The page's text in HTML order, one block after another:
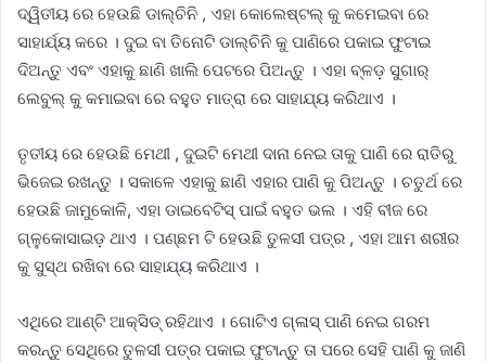
ଦ୍ୱିତୀୟ ରେ ହେଉଛି ଡାଲ୍ଚିନି , ଏହା କୋଲେଷ୍ଟଲ୍ କୁ କମେଇବା ରେ
ସାହାର୍ଯ୍ୟ କରେ । ଦୁଇ ବା ତିନୋଟି ଡାଲ୍ଚିନି କୁ ପାଣିରେ ପକାଇ ଫୁଟାଇ
ଦିଅନ୍ତୁ ଏବଂ ଏହାକୁ ଛାଣି ଖାଲି ପେଟରେ ପିଅନ୍ତୁ । ଏହା ବ୍ଳଡ଼ ସୁଗାର୍
ଲେବୁଲ୍ କୁ କମାଇବା ରେ ବହୁତ ମାତ୍ରା ରେ ସାହାଯ୍ୟ କରିଥାଏ ।
ତୃତୀୟ ରେ ହେଉଛି ମେଥୀ , ଦୁଇଟି ମେଥୀ ଦାନା ନେଇ ତାକୁ ପାଣି ରେ ରାତିରୁ
ଭିଜେଇ ରଖନ୍ତୁ । ସକାଳେ ଏହାକୁ ଛାଣି ଏହାର ପାଣି କୁ ପିଅନ୍ତୁ । ଚତୁର୍ଥ ରେ
ହେଉଛି ଜାମୁକୋଳି, ଏହା ଡାଇବେଟିସ୍ ପାଇଁ ବହୁତ ଭଲ । ଏହି ବୀଜ ରେ
ଗ୍ଳୁକୋସାଇଡ଼ ଥାଏ । ପଣ୍ଛମ ଟି ହେଉଛି ତୁଳସୀ ପତ୍ର , ଏହା ଆମ ଶରୀର
କୁ ସୁସ୍ଥ ରଖିବା ରେ ସାହାଯ୍ୟ କରିଥାଏ ।
ଏଥିରେ ଆଣ୍ଟି ଆକ୍ସିଡ୍ ରହିଥାଏ । ଗୋଟିଏ ଗ୍ଳାସ୍ ପାଣି ନେଇ ଗରମ
କରନ୍ତୁ ସେଥିରେ ତୁଳସୀ ପତ୍ର ପକାଇ ଫୁଟାନ୍ତୁ ତା ପରେ ସେହି ପାଣି କୁ ଜାଣି